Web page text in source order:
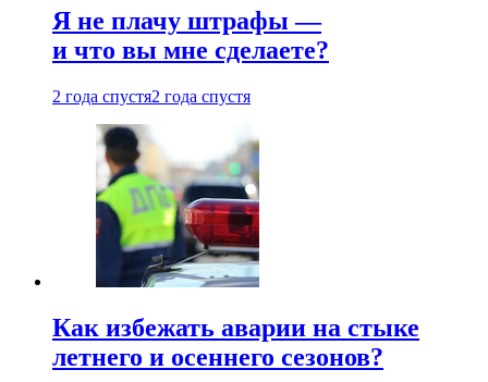
Я не плачу штрафы —
и что вы мне сделаете?
2 года спустя2 года спустя
Как избежать аварии на стыке
летнего и осеннего сезонов?